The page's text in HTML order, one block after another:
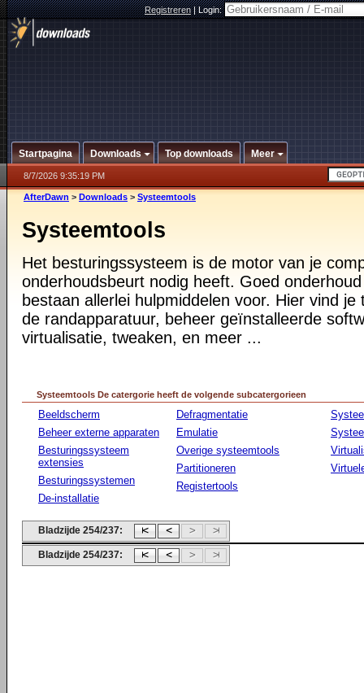
Registreren|Login:
Startpagina Downloads Top downloads Meer
8/7/2026 9:35:19 PM
AfterDawn > Downloads > Systeemtools
Systeemtools
Het besturingssysteem is de motor van je
onderhoudsbeurt nodig heeft. Goed
bestaan allerlei hulpmiddelen voor. Hier vind
de randapparatuur, beheer geïnstalleerde
virtualisatie, tweaken, en meer ...
Systeemtools De catergorie heeft de volgende subcatergorieen
Beeldscherm
Beheer externe apparaten
Besturingssysteem
extensies
Besturingssystemen
De-installatie
Defragmentatie
Emulatie
Overige systeemtools
Partitioneren
Registertools
Bladzijde 254/237:
Bladzijde 254/237: